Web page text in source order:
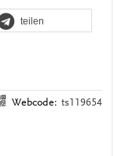
teilen
Webcode: ts119654